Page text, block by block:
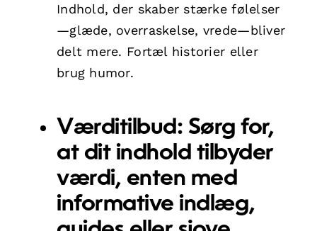
Indhold, der skaber stærke følelser
—glæde, overraskelse, vrede—bliver
delt mere. Fortæl historier eller
brug humor.
Værditilbud: Sørg for,
at dit indhold tilbyder
værdi, enten med
informative indlæg,